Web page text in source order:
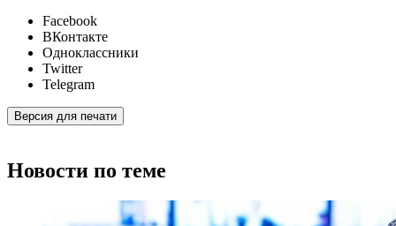
Facebook
ВКонтакте
Одноклассники
Twitter
Telegram
Версия для печати
Новости по теме